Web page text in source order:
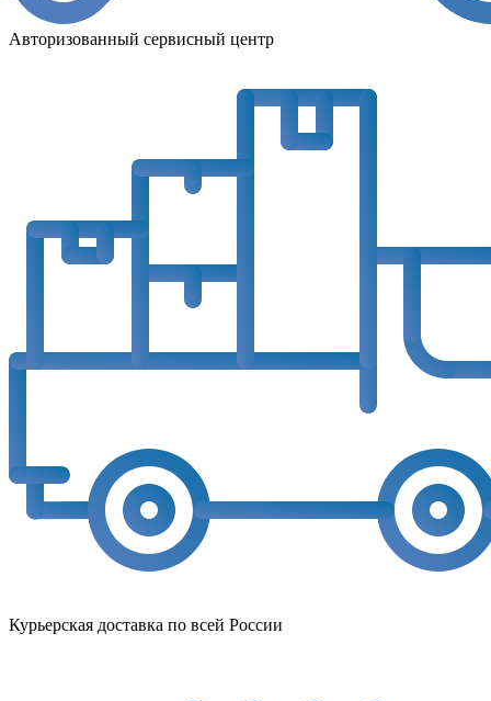
Авторизованный сервисный центр
Курьерская доставка по всей России